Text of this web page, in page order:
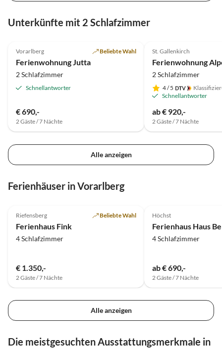
Unterkünfte mit 2 Schlafzimmer
Vorarlberg Beliebte Wahl
Ferienwohnung Jutta
2 Schlafzimmer
Schnellantworter
€ 690,-
2 Gäste / 7 Nächte
St. Gallenkirch
2 Schlafzimmer
4/ 5
Schnellantworter
ab € 920,-
2 Gäste / 7 Nächte
Alle anzeigen
Ferienhäuser in Vorarlberg
Riefensberg Beliebte Wahl
Ferienhaus Fink
4 Schlafzimmer
€ 1.350,-
2 Gäste / 7 Nächte
Höchst
Ferienhaus Haus
4 Schlafzimmer
ab € 690,-
2 Gäste / 7 Nächte
Alle anzeigen
Die meistgesuchten Ausstattungsmerkmale in